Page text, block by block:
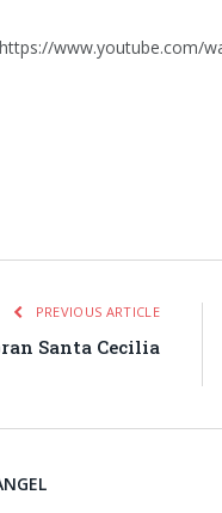
www.youtube.com/
PREVIOUS ARTICLE
Santa Cecilia